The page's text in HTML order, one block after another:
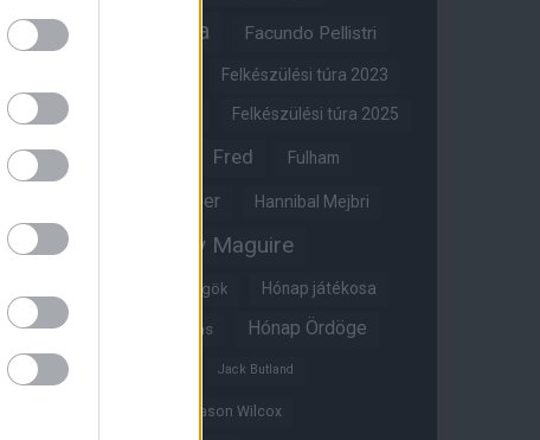
Everton FA-kupa Facundo Pellistri
Felkészülési túra 2023
Felkészülési túra 2024 Felkészülési túra 2025
Felkészülési túra 2026 Fred Fulham
Glazer Hannibal Mejbri
Harry Amass Harry Maguire
Híres magyar Vörös Ördögök Hónap játékosa
Hónap legjobbja szavazás Hónap Ördöge
Hull City Jack Butland
Jason Wilcox